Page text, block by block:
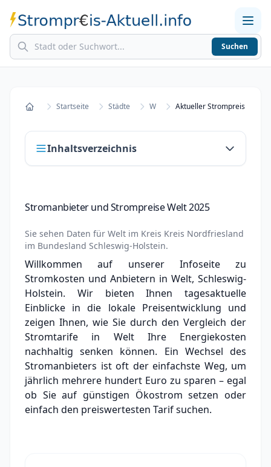
Home
Stromkosten berechnen
Suchen
StartseiteStartseite Städte W Aktueller Strompreis in Welt
Inhaltsverzeichnis
Strompreisvergleich Welt 2025
Grundversorger Welt
Experten-Analyse: Strommarkt in Welt
Aktueller Strompreis in Welt
Stromanbieter in der Nähe von Welt
Ortsteile in Welt
Stromanbieter und Strompreise Welt 2025
Sie sehen Daten für Welt im Kreis Kreis Nordfriesland
im Bundesland Schleswig-Holstein.
Willkommen auf unserer Infoseite zu
Stromkosten und Anbietern in Welt, Schleswig-
Holstein. Wir bieten Ihnen tagesaktuelle
Einblicke in die lokale Preisentwicklung und
zeigen Ihnen, wie Sie durch den Vergleich der
Stromtarife in Welt Ihre Energiekosten
nachhaltig senken können. Ein Wechsel des
Stromanbieters ist oft der einfachste Weg, um
jährlich mehrere hundert Euro zu sparen – egal
ob Sie auf günstigen Ökostrom setzen oder
einfach den preiswertesten Tarif suchen.